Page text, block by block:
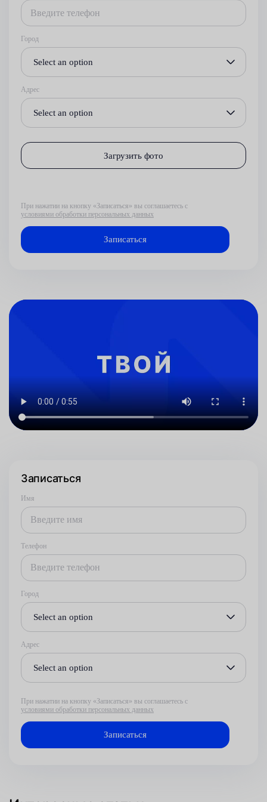
Город
Select an option
Адрес
Select an option
Загрузить фото
При нажатии на кнопку «Записаться» вы соглашаетесь с
условиями обработки персональных данных
Записаться
Имя
Телефон
Город
Select an option
Адрес
Select an option
При нажатии на кнопку «Записаться» вы соглашаетесь с
условиями обработки персональных данных